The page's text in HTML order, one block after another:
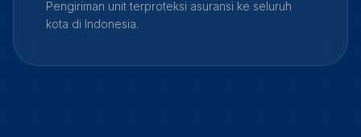
Pengiriman unit terproteksi asuransi ke seluruh
kota di Indonesia.